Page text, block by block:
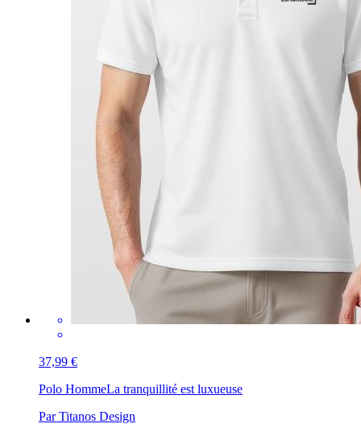
37,99 €
Polo HommeLa tranquillité est luxueuse
Par Titanos Design